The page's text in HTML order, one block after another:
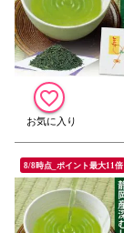
8/8時点_ポイント最大11倍